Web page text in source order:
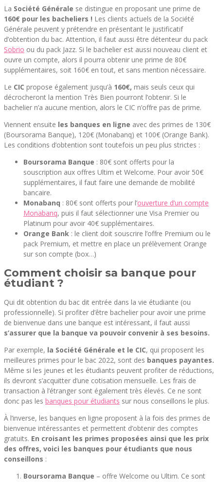
La Société Générale se distingue en proposant une prime de
160€ pour les bacheliers ! Les clients actuels de la Société
Générale peuvent y prétendre en présentant le justificatif
d’obtention du bac. Attention, il faut aussi être détenteur du pack
Sobrio ou du pack Jazz. Si le bachelier est aussi nouveau client et
ouvre un compte, alors il pourra obtenir une prime de 80€
supplémentaires, soit 160€ en tout, et sans mention nécessaire.
Le CIC propose également jusqu’à 160€, mais seuls ceux qui
décrocheront la mention Très Bien pourront l’obtenir. Si le
bachelier n’a aucune mention, alors le CIC n’offre pas de prime.
Viennent ensuite les banques en ligne avec des primes de 130€
(Boursorama Banque), 120€ (Monabanq) et 100€ (Orange Bank).
Les conditions d’obtention sont toutefois un peu plus strictes :
Boursorama Banque : 80€ sont offerts pour la
souscription aux offres Ultim et Welcome. Pour avoir 50€
supplémentaires, il faut faire une demande de mobilité
bancaire.
Monabanq : 80€ sont offerts pour l’ouverture d’un compte
Monabanq, puis il faut sélectionner une Visa Premier ou
Platinum pour avoir 40€ supplémentaires.
Orange Bank : le client doit souscrire l’offre Premium ou le
pack Premium, et mettre en place un prélèvement Orange
sur son compte (box…)
Comment choisir sa banque pour
étudiant ?
Qui dit obtention du bac dit entrée dans la vie étudiante (ou
professionnelle). Si profiter d’être bachelier pour avoir une prime
de bienvenue dans une banque est intéressant, il faut aussi
s’assurer que la banque va pouvoir convenir à ses besoins.
Par exemple, la Société Générale et le CIC, qui proposent les
meilleures primes pour le bac 2022, sont des banques payantes.
Même si les jeunes et les étudiants peuvent profiter de réductions,
ils devront s’acquitter d’une cotisation mensuelle. Les frais de
transaction à l’étranger sont également très élevés. Ce ne sont
donc pas les banques pour étudiants sur nous conseillons le plus.
À l’inverse, les banques en ligne proposent à la fois des primes de
bienvenue intéressantes et permettent d’obtenir des comptes
gratuits. En croisant les primes proposées ainsi que les prix
des offres, voici les banques pour étudiants que nous
conseillons :
Boursorama Banque – offre Welcome ou Ultim. Ce sont